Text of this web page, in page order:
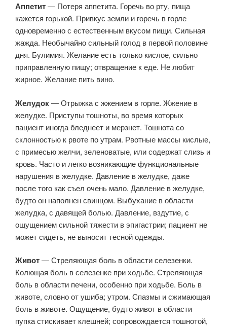
Аппетит— Потеря аппетита. Горечь во рту, пища
кажется горькой. Привкус земли и горечь в горле
одновременно с естественным вкусом пищи. Сильная
жажда. Необычайно сильный голод в первой половине
дня. Булимия. Желание есть только кислое, сильно
приправленную пищу; отвращение к еде. Не любит
жирное. Желание пить вино.
Желудок— Отрыжка с жжением в горле. Жжение в
желудке. Приступы тошноты, во время которых
пациент иногда бледнеет и мерзнет. Тошнота со
склонностью к рвоте по утрам. Рвотные массы кислые,
с примесью желчи, зеленоватые, или содержат слизь и
кровь. Часто и легко возникающие функциональные
нарушения в желудке. Давление в желудке, даже
после того как съел очень мало. Давление в желудке,
будто он наполнен свинцом. Выбухание в области
желудка, с давящей болью. Давление, вздутие, с
ощущением сильной тяжести в эпигастрии; пациент не
может сидеть, не выносит тесной одежды.
Живот— Стреляющая боль в области селезенки.
Колющая боль в селезенке при ходьбе. Стреляющая
боль в области печени, особенно при ходьбе. Боль в
животе, словно от ушиба; утром. Спазмы и сжимающая
боль в животе. Ощущение, будто живот в области
пупка стискивает клешней; сопровождается тошнотой,